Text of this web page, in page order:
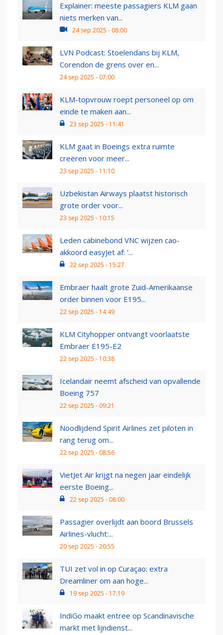
Explainer: meeste passagiers KLM gaan
niets merken van...
24 sep 2025 - 08:00
LVN Podcast: Stoelendans bij KLM,
Corendon de grens over en...
24 sep 2025 - 07:00
KLM-topvrouw roept personeel op om
einde te maken aan...
23 sep 2025 - 11:41
KLM gaat in Boeings extra ruimte
creëren voor meer...
23 sep 2025 - 11:10
Uzbekistan Airways plaatst historisch
grote order voor...
23 sep 2025 - 10:15
Leden cabinebond VNC wijzen cao-
akkoord easyJet af: '...
22 sep 2025 - 15:27
Embraer haalt grote Zuid-Amerikaanse
order binnen voor E195...
22 sep 2025 - 14:49
KLM Cityhopper ontvangt voorlaatste
Embraer E195-E2
22 sep 2025 - 10:38
Icelandair neemt afscheid van opvallende
Boeing 757
22 sep 2025 - 09:21
Noodlijdend Spirit Airlines zet piloten in
rang terug om...
22 sep 2025 - 08:56
VietJet Air krijgt na negen jaar eindelijk
eerste Boeing...
22 sep 2025 - 08:00
Passagier overlijdt aan boord Brussels
Airlines-vlucht:...
20 sep 2025 - 20:55
TUI zet vol in op Curaçao: extra
Dreamliner om aan hoge...
19 sep 2025 - 17:19
IndiGo maakt entree op Scandinavische
markt met lijndienst...